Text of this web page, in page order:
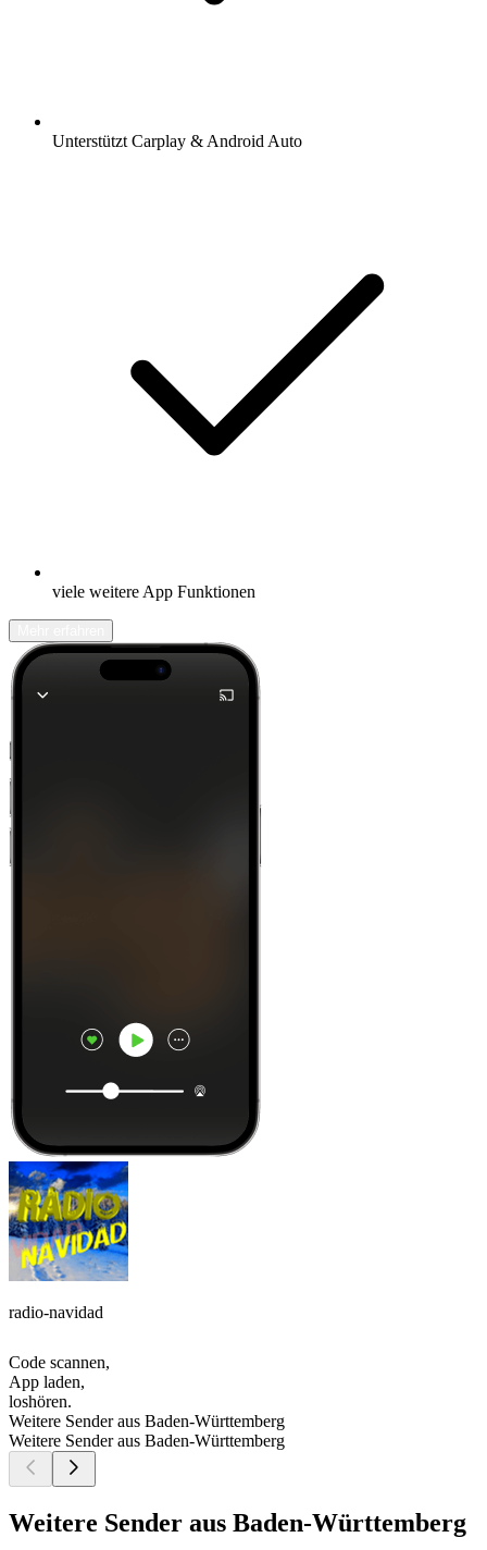
Unterstützt Carplay & Android Auto
viele weitere App Funktionen
radio-navidad
Code scannen,
App laden,
loshören.
Weitere Sender aus Baden-Württemberg
Weitere Sender aus Baden-Württemberg
Weitere Sender aus Baden-Württemberg